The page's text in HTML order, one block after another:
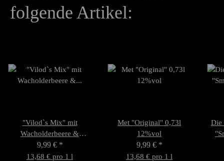
folgende Artikel:
"Vilod`s Mix" mit
Wacholderbeere &
Waldhonig 0,73l 9%vol
9,99 € *
13,68 € pro 1 l
Met "Original" 0,73l
12%vol
9,99 € *
13,68 € pro 1 l
Die